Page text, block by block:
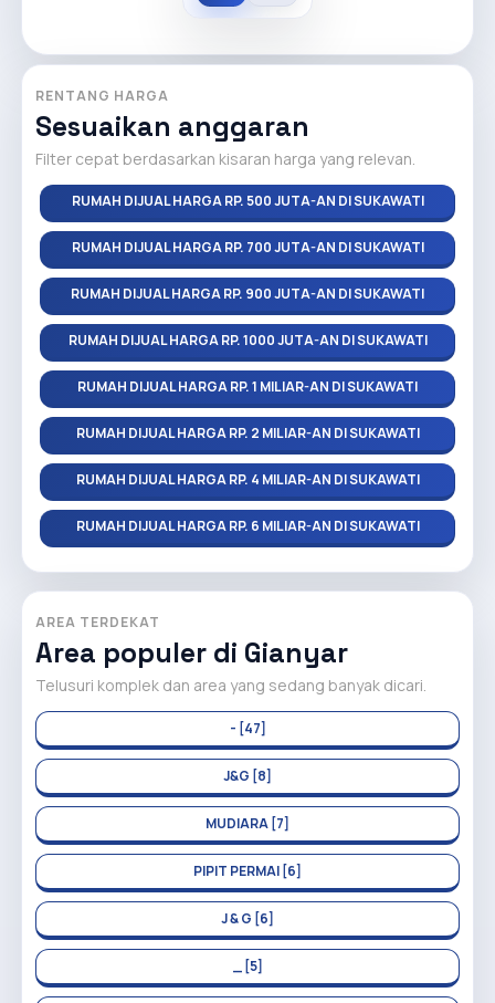
RENTANG HARGA
Sesuaikan anggaran
Filter cepat berdasarkan kisaran harga yang relevan.
RUMAH DIJUAL HARGA RP. 500 JUTA-AN DI SUKAWATI
RUMAH DIJUAL HARGA RP. 700 JUTA-AN DI SUKAWATI
RUMAH DIJUAL HARGA RP. 900 JUTA-AN DI SUKAWATI
RUMAH DIJUAL HARGA RP. 1000 JUTA-AN DI SUKAWATI
RUMAH DIJUAL HARGA RP. 1 MILIAR-AN DI SUKAWATI
RUMAH DIJUAL HARGA RP. 2 MILIAR-AN DI SUKAWATI
RUMAH DIJUAL HARGA RP. 4 MILIAR-AN DI SUKAWATI
RUMAH DIJUAL HARGA RP. 6 MILIAR-AN DI SUKAWATI
AREA TERDEKAT
Area populer di Gianyar
Telusuri komplek dan area yang sedang banyak dicari.
- [47]
J&G [8]
MUDIARA [7]
PIPIT PERMAI [6]
J & G [6]
_ [5]